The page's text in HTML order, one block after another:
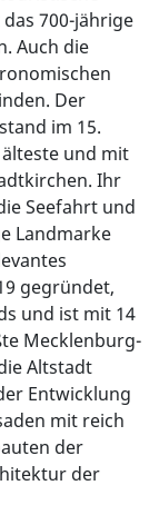
700-jährige
Auch die
Der
im 15.
und mit
Ihr
Seefahrt und
Landmarke
gegründet,
und ist mit 14
Mecklenburg-
Altstadt
Entwicklung
mit reich
der
der